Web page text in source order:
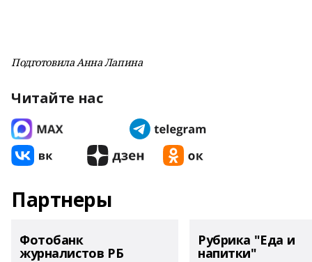
Подготовила Анна Лапина
Читайте нас
Партнеры
Фотобанк
журналистов РБ
Рубрика "Еда и
напитки"